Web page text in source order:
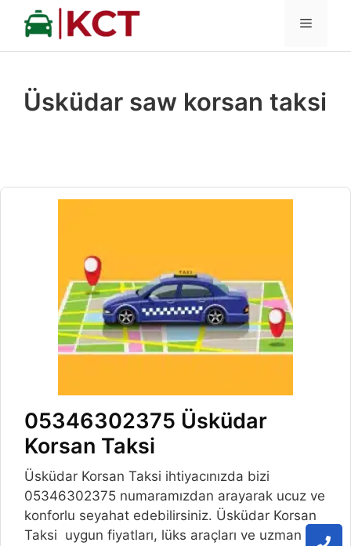
İçeriğe
MENÜ
Üsküdar saw korsan taksi
05346302375 Üsküdar
Korsan Taksi
Üsküdar Korsan Taksi ihtiyacınızda bizi
05346302375 numaramızdan arayarak ucuz ve
konforlu seyahat edebilirsiniz. Üsküdar Korsan
Taksi uygun fiyatları, lüks araçları ve uzman